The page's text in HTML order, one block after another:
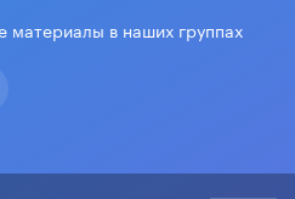
материалы в наших группах